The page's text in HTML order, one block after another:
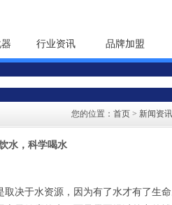
行业资讯 品牌加盟
您的位置： 首页 > 新闻资讯
水，科学喝水
决于水资源，因为有了水才有了生命